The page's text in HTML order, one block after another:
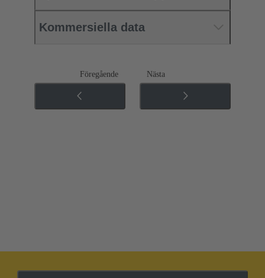
Kommersiella data
Föregående Nästa